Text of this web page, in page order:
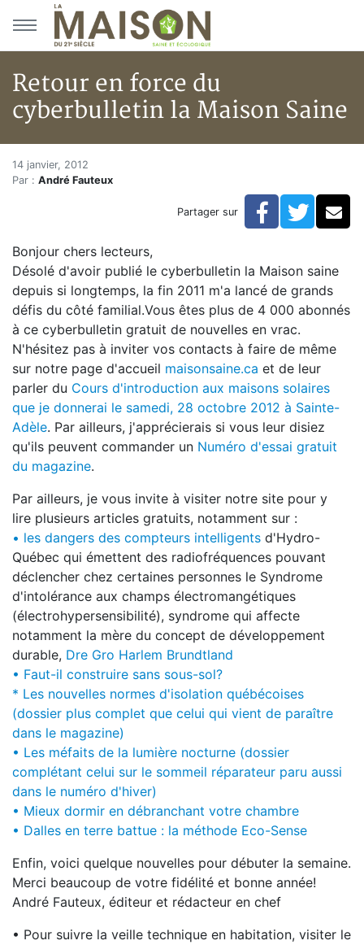
Aller au menu principal
Aller au contenu principal
Retour en force du
cyberbulletin la Maison Saine
Accueil
Articles
Retour en force du cyberbulletin la Maison Saine
Retour en force du
14 janvier, 2012
Par : André Fauteux
Partager sur Facebook
Bonjour chers lecteurs,
Désolé d'avoir publié le cyberbulletin la Maison saine
depuis si longtemps, la fin 2011 m'a lancé de grands
défis du côté familial.Vous êtes plus de 4 000 abonnés
à ce cyberbulletin gratuit de nouvelles en vrac.
N'hésitez pas à inviter vos contacts à faire de même
sur notre page d'accueil maisonsaine.ca et de leur
parler du Cours d'introduction aux maisons solaires
que je donnerai le samedi, 28 octobre 2012 à Sainte-
Adèle. Par ailleurs, j'apprécierais si vous leur disiez
qu'ils peuvent commander un Numéro d'essai gratuit
du magazine.
Par ailleurs, je vous invite à visiter notre site pour y
lire plusieurs articles gratuits, notamment sur :
• les dangers des compteurs intelligents d'Hydro-
Québec qui émettent des radiofréquences pouvant
déclencher chez certaines personnes le Syndrome
d'intolérance aux champs électromangétiques
(électrohypersensibilité), syndrome qui affecte
notamment la mère du concept de développement
durable, Dre Gro Harlem Brundtland
• Faut-il construire sans sous-sol?
* Les nouvelles normes d'isolation québécoises
(dossier plus complet que celui qui vient de paraître
dans le magazine)
• Les méfaits de la lumière nocturne (dossier
complétant celui sur le sommeil réparateur paru aussi
dans le numéro d'hiver)
• Mieux dormir en débranchant votre chambre
• Dalles en terre battue : la méthode Eco-Sense
Enfin, voici quelque nouvelles pour débuter la semaine.
Merci beaucoup de votre fidélité et bonne année!
André Fauteux, éditeur et rédacteur en chef
• Pour suivre la veille technique en habitation, visiter le